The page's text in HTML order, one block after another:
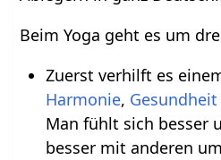
Beim Yoga geht es um
Zuerst verhilft es
Harmonie, Gesundheit
Man fühlt sich besser
besser mit anderen